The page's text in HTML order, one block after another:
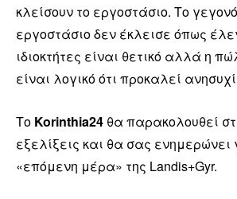
κλείσουν το εργοστάσιο. Το
εργοστάσιο δεν έκλεισε όπως
ιδιοκτήτες είναι θετικό αλλά η
είναι λογικό ότι προκαλεί
Το Korinthia24 θα παρακολουθεί
εξελίξεις και θα σας ενημερώνει
«επόμενη μέρα» της Landis+Gyr.